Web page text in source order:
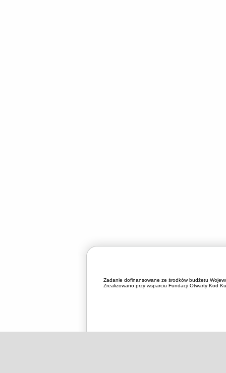
Zadanie dofinansowane ze środków budżetu
Zrealizowano przy wsparciu Fundacji Otwarty Kod